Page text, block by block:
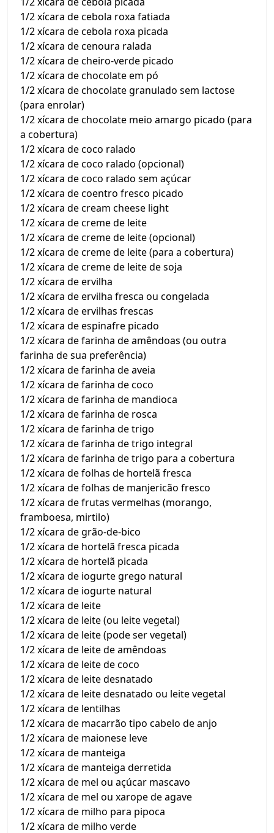
1/2 xícara de cebola roxa fatiada
1/2 xícara de cebola roxa picada
1/2 xícara de cenoura ralada
1/2 xícara de cheiro-verde picado
1/2 xícara de chocolate em pó
1/2 xícara de chocolate granulado sem lactose
(para enrolar)
1/2 xícara de chocolate meio amargo picado (para
a cobertura)
1/2 xícara de coco ralado
1/2 xícara de coco ralado (opcional)
1/2 xícara de coco ralado sem açúcar
1/2 xícara de coentro fresco picado
1/2 xícara de cream cheese light
1/2 xícara de creme de leite
1/2 xícara de creme de leite (opcional)
1/2 xícara de creme de leite (para a cobertura)
1/2 xícara de creme de leite de soja
1/2 xícara de ervilha
1/2 xícara de ervilha fresca ou congelada
1/2 xícara de ervilhas frescas
1/2 xícara de espinafre picado
1/2 xícara de farinha de amêndoas (ou outra
farinha de sua preferência)
1/2 xícara de farinha de aveia
1/2 xícara de farinha de coco
1/2 xícara de farinha de mandioca
1/2 xícara de farinha de rosca
1/2 xícara de farinha de trigo
1/2 xícara de farinha de trigo integral
1/2 xícara de farinha de trigo para a cobertura
1/2 xícara de folhas de hortelã fresca
1/2 xícara de folhas de manjericão fresco
1/2 xícara de frutas vermelhas (morango,
framboesa, mirtilo)
1/2 xícara de grão-de-bico
1/2 xícara de hortelã fresca picada
1/2 xícara de hortelã picada
1/2 xícara de iogurte grego natural
1/2 xícara de iogurte natural
1/2 xícara de leite
1/2 xícara de leite (ou leite vegetal)
1/2 xícara de leite (pode ser vegetal)
1/2 xícara de leite de amêndoas
1/2 xícara de leite de coco
1/2 xícara de leite desnatado
1/2 xícara de leite desnatado ou leite vegetal
1/2 xícara de lentilhas
1/2 xícara de macarrão tipo cabelo de anjo
1/2 xícara de maionese leve
1/2 xícara de manteiga
1/2 xícara de manteiga derretida
1/2 xícara de mel ou açúcar mascavo
1/2 xícara de mel ou xarope de agave
1/2 xícara de milho para pipoca
1/2 xícara de milho verde